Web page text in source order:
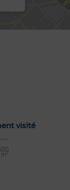
visité
m²